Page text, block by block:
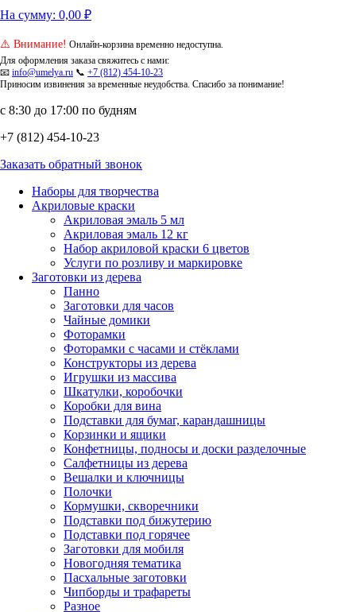
На сумму: 0,00 ₽
⚠️ Внимание! Онлайн-корзина временно недоступна.
Для оформления заказа свяжитесь с нами:
📧 info@umelya.ru 📞 +7 (812) 454-10-23
Приносим извинения за временные неудобства. Спасибо за понимание!
с 8:30 до 17:00 по будням
+7 (812) 454-10-23
Заказать обратный звонок
Наборы для творчества
Акриловые краски
Акриловая эмаль 5 мл
Акриловая эмаль 12 кг
Набор акриловой краски 6 цветов
Услуги по розливу и маркировке
Заготовки из дерева
Панно
Заготовки для часов
Чайные домики
Фоторамки
Фоторамки с часами и стёклами
Конструкторы из дерева
Игрушки из массива
Шкатулки, коробочки
Коробки для вина
Подставки для бумаг, карандашницы
Корзинки и ящики
Конфетницы, подносы и доски разделочные
Салфетницы из дерева
Вешалки и ключницы
Полочки
Кормушки, скворечники
Подставки под бижутерию
Подставки под горячее
Заготовки для мобиля
Новогодняя тематика
Пасхальные заготовки
Чипборды и трафареты
Разное